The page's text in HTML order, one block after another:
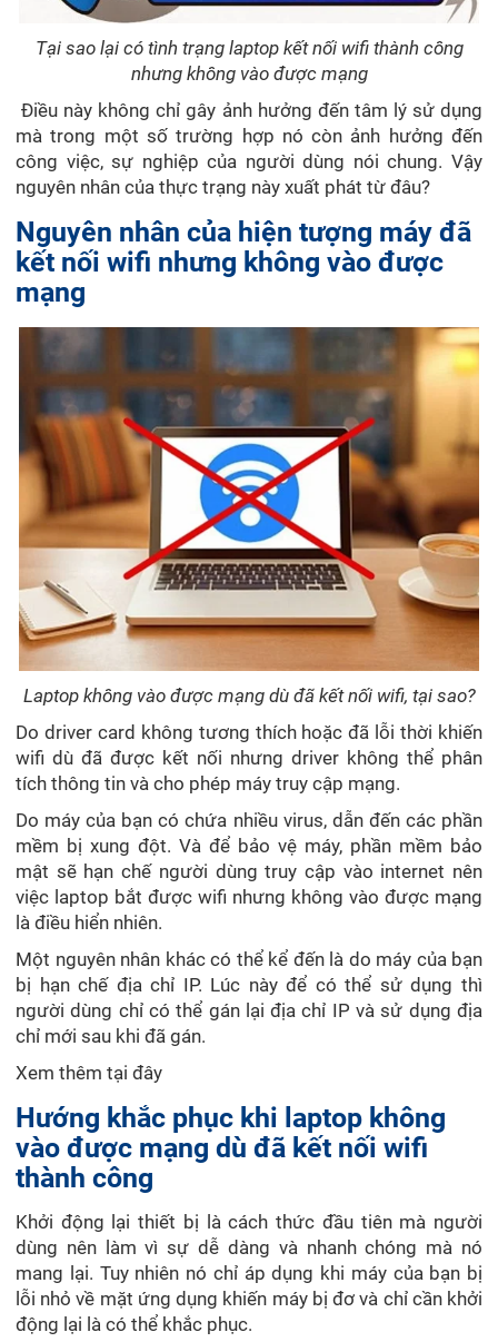
Tại sao lại có tình trạng laptop kết nối wifi thành công
nhưng không vào được mạng
Điều này không chỉ gây ảnh hưởng đến tâm lý sử dụng
mà trong một số trường hợp nó còn ảnh hưởng đến
công việc, sự nghiệp của người dùng nói chung. Vậy
nguyên nhân của thực trạng này xuất phát từ đâu?
Nguyên nhân của hiện tượng máy đã
kết nối wifi nhưng không vào được
mạng
Laptop không vào được mạng dù đã kết nối wifi, tại sao?
Do driver card không tương thích hoặc đã lỗi thời khiến
wifi dù đã được kết nối nhưng driver không thể phân
tích thông tin và cho phép máy truy cập mạng.
Do máy của bạn có chứa nhiều virus, dẫn đến các phần
mềm bị xung đột. Và để bảo vệ máy, phần mềm bảo
mật sẽ hạn chế người dùng truy cập vào internet nên
việc laptop bắt được wifi nhưng không vào được mạng
là điều hiển nhiên.
Một nguyên nhân khác có thể kể đến là do máy của bạn
bị hạn chế địa chỉ IP. Lúc này để có thể sử dụng thì
người dùng chỉ có thể gán lại địa chỉ IP và sử dụng địa
chỉ mới sau khi đã gán.
Xem thêm tại đây
Hướng khắc phục khi laptop không
vào được mạng dù đã kết nối wifi
thành công
Khởi động lại thiết bị là cách thức đầu tiên mà người
dùng nên làm vì sự dễ dàng và nhanh chóng mà nó
mang lại. Tuy nhiên nó chỉ áp dụng khi máy của bạn bị
lỗi nhỏ về mặt ứng dụng khiến máy bị đơ và chỉ cần khởi
động lại là có thể khắc phục.